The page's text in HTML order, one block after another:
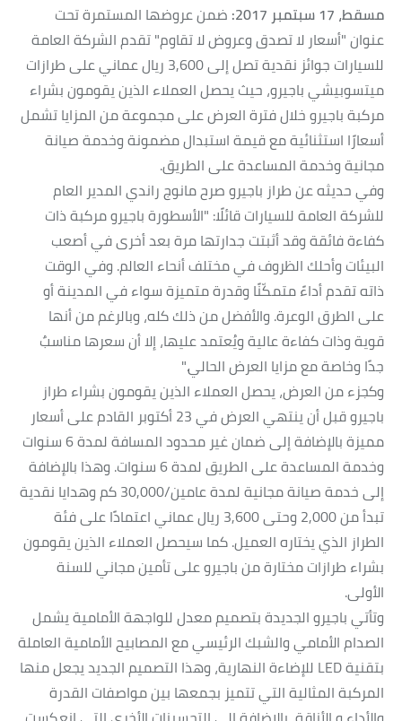
مسقط، 17 سبتمبر 2017:
ضمن عروضها المستمرة تحت
عنوان "أسعار لا تصدق وعروض لا تقاوم" تقدم الشركة العامة
للسيارات جوائز نقدية تصل إلى 3,600 ريال عماني على طرازات
ميتسوبيشي باجيرو، حيث يحصل العملاء الذين يقومون بشراء
مركبة باجيرو خلال فترة العرض على مجموعة من المزايا تشمل
أسعارًا استثنائية مع قيمة استبدال مضمونة وخدمة صيانة
مجانية وخدمة المساعدة على الطريق.
وفي حديثه عن طراز باجيرو صرح مانوج راندي المدير العام
للشركة العامة للسيارات قائلًا: "الأسطورة باجيرو مركبة ذات
كفاءة فائقة وقد أثبتت جدارتها مرة بعد أخرى في أصعب
البيئات وأحلك الظروف في مختلف أنحاء العالم. وفي الوقت
ذاته تقدم أداءً متمكّنًا وقدرة متميزة سواء في المدينة أو
على الطرق الوعرة. والأفضل من ذلك كله، وبالرغم من أنها
قوية وذات كفاءة عالية ويُعتمد عليها، إلا أن سعرها مناسبٌ
جدًا وخاصة مع مزايا العرض الحالي."
وكجزء من العرض، يحصل العملاء الذين يقومون بشراء طراز
باجيرو قبل أن ينتهي العرض في 23 أكتوبر القادم على أسعار
مميزة بالإضافة إلى ضمان غير محدود المسافة لمدة 6 سنوات
وخدمة المساعدة على الطريق لمدة 6 سنوات. وهذا بالإضافة
إلى خدمة صيانة مجانية لمدة عامين/30,000 كم وهدايا نقدية
تبدأ من 2,000 وحتى 3,600 ريال عماني اعتمادًا على فئة
الطراز الذي يختاره العميل. كما سيحصل العملاء الذين يقومون
بشراء طرازات مختارة من باجيرو على تأمين مجاني للسنة
الأولى.
وتأتي باجيرو الجديدة بتصميم معدل للواجهة الأمامية يشمل
الصدام الأمامي والشبك الرئيسي مع المصابيح الأمامية العاملة
بتقنية LED للإضاءة النهارية، وهذا التصميم الجديد يجعل منها
المركبة المثالية التي تتميز بجمعها بين مواصفات القدرة